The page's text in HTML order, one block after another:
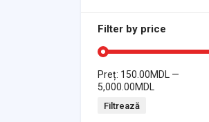
Filter by price
Filtrează
Preț: 150.00MDL —
5,000.00MDL